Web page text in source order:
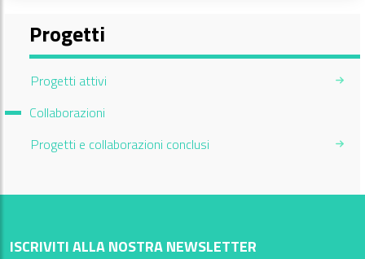
Progetti
Progetti attivi
Collaborazioni
Progetti e collaborazioni conclusi
ISCRIVITI ALLA NOSTRA NEWSLETTER